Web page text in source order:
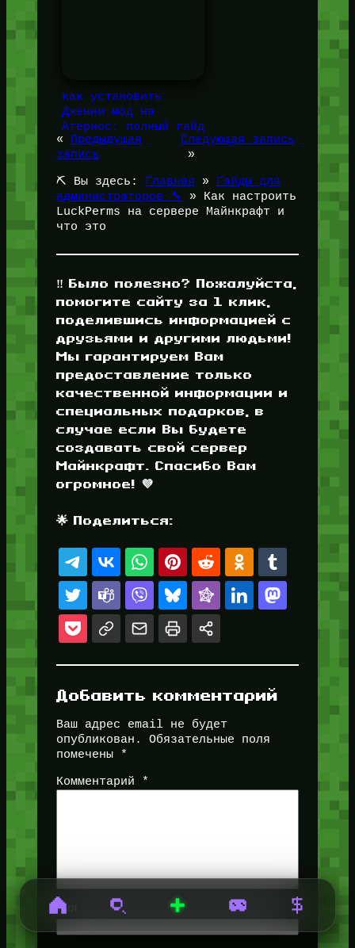
как установить
Дженни мод на
Атернос: полный гайд
«
Предыдущая
запись
Следующая запись
»
⛏️ Вы здесь: Главная » Гайды для
администраторов 🔧
» Как настроить
LuckPerms на сервере Майнкрафт и
что это
‼️ Было полезно? Пожалуйста,
помогите сайту за 1 клик,
поделившись информацией с
друзьями и другими людьми!
Мы гарантируем Вам
предоставление только
качественной информации и
специальных подарков, в
случае если Вы будете
создавать свой сервер
Майнкрафт. Спасибо Вам
огромное! 💜
🌟 Поделиться:
Добавить комментарий
Ваш адрес email не будет
опубликован.
Обязательные поля
помечены
*
Комментарий *
Имя